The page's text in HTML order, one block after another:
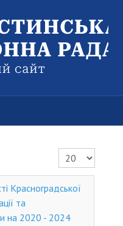
Показувати
Красноградської
та
на 2020 - 2024